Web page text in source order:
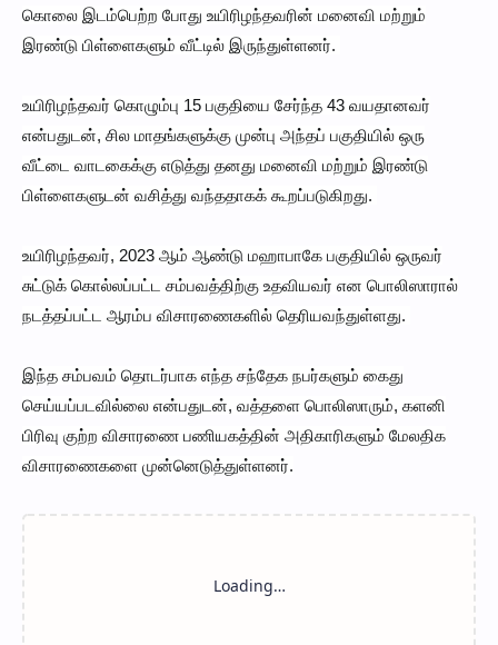
கொலை இடம்பெற்ற போது உயிரிழந்தவரின் மனைவி மற்றும்
இரண்டு பிள்ளைகளும் வீட்டில் இருந்துள்ளனர்.
உயிரிழந்தவர் கொழும்பு 15 பகுதியை சேர்ந்த 43 வயதானவர்
என்பதுடன், சில மாதங்களுக்கு முன்பு அந்தப் பகுதியில் ஒரு
வீட்டை வாடகைக்கு எடுத்து தனது மனைவி மற்றும் இரண்டு
பிள்ளைகளுடன் வசித்து வந்ததாகக் கூறப்படுகிறது.
உயிரிழந்தவர், 2023 ஆம் ஆண்டு மஹாபாகே பகுதியில் ஒருவர்
சுட்டுக் கொல்லப்பட்ட சம்பவத்திற்கு உதவியவர் என பொலிஸாரால்
நடத்தப்பட்ட ஆரம்ப விசாரணைகளில் தெரியவந்துள்ளது.
இந்த சம்பவம் தொடர்பாக எந்த சந்தேக நபர்களும் கைது
செய்யப்படவில்லை என்பதுடன், வத்தளை பொலிஸாரும், களனி
பிரிவு குற்ற விசாரணை பணியகத்தின் அதிகாரிகளும் மேலதிக
விசாரணைகளை முன்னெடுத்துள்ளனர்.